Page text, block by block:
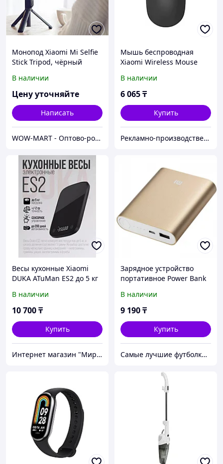
Монопод Xiaomi Mi Selfie
Stick Tripod, чёрный
В наличии
Цену уточняйте
Написать
WOW-MART - Оптово-розничный Склад - товары на заказ до двери
Мышь беспроводная
Xiaomi Wireless Mouse
(BHR6099GL) (P)
В наличии
6 065₸
Купить
Рекламно-производственная компания «2Ymedia»
Весы кухонные Xiaomi
DUKA ATuMan ES2 до 5 кг
В наличии
10 700₸
Купить
Интернет магазин "Мир Электроники" г. Астана
Зарядное устройство
портативное Power Bank
mAh} (Золото / 10400 мА/
ч)
В наличии
9 190₸
Купить
Самые лучшие футболки на планете продаются тут.